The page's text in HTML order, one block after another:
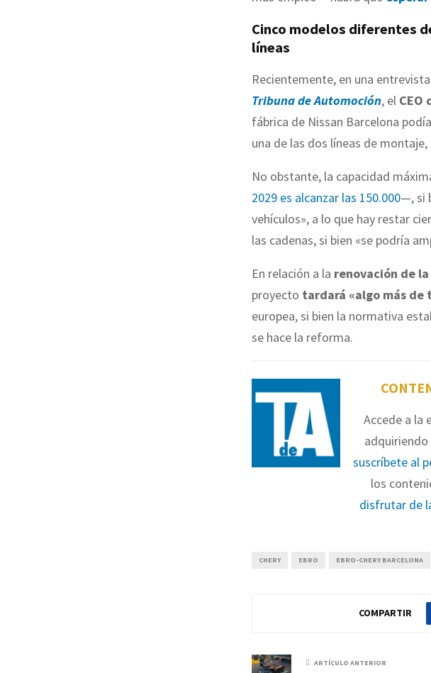
Cinco modelos diferentes
líneas
Recientemente, en una
Tribuna de Automoción, el CEO
fábrica de Nissan Barcelona
una de las dos líneas de
No obstante, la capacidad
2029 es alcanzar las 150.000—, si
vehículos», a lo que hay restar
las cadenas, si bien «se podría
En relación a la renovación de
proyecto tardará «algo más de
europea, si bien la normativa
se hace la reforma.
Accede a la
adquiriendo
suscríbete al
los
disfrutar de
CHERY EBRO EBRO-CHERY BARCELONA
COMPARTIR
ARTÍCULO ANTERIOR